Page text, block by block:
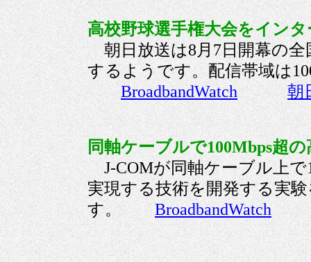
高校野球選手権大会をイン
朝日放送は8月7日開幕の全
するようです。配信帯域は
BroadbandWatch
朝
同軸ケーブルで100Mbps超
J-COMが同軸ケーブル上で
実現する技術を開発する実
す。BroadbandWatch